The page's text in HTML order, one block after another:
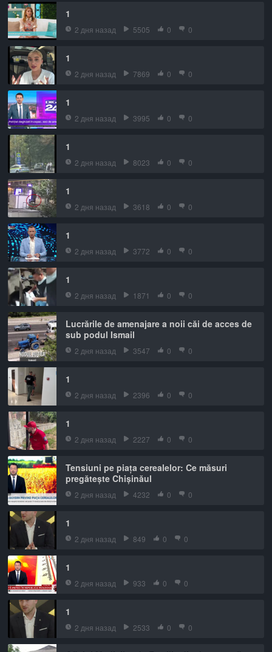
1
2 дня назад 5505 0 0
1
2 дня назад 7869 0 0
1
2 дня назад 3995 0 0
1
2 дня назад 8023 0 0
1
2 дня назад 3618 0 0
1
2 дня назад 3772 0 0
1
2 дня назад 1871 0 0
Lucrările de amenajare a noii căi de acces de
sub podul Ismail
2 дня назад 3547 0 0
1
2 дня назад 2396 0 0
1
2 дня назад 2227 0 0
Tensiuni pe piața cerealelor: Ce măsuri
pregătește Chișinăul
2 дня назад 4232 0 0
1
2 дня назад 849 0 0
1
2 дня назад 933 0 0
1
2 дня назад 2533 0 0